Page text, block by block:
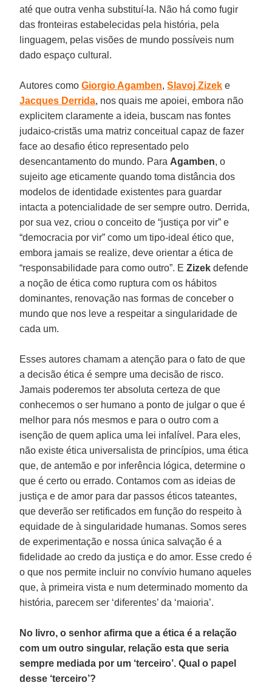
até que outra venha substituí-la. Não há como fugir
das fronteiras estabelecidas pela história, pela
linguagem, pelas visões de mundo possíveis num
dado espaço cultural.
Autores comoGiorgio Agamben,Slavoj Zizek e
Jacques Derrida, nos quais me apoiei, embora não
explicitem claramente a ideia, buscam nas fontes
judaico-cristãs uma matriz conceitual capaz de fazer
face ao desafio ético representado pelo
desencantamento do mundo. Para Agamben, o
sujeito age eticamente quando toma distância dos
modelos de identidade existentes para guardar
intacta a potencialidade de ser sempre outro. Derrida,
por sua vez, criou o conceito de “justiça por vir” e
“democracia por vir” como um tipo-ideal ético que,
embora jamais se realize, deve orientar a ética de
“responsabilidade para como outro”. EZizekdefende
a noção de ética como ruptura com os hábitos
dominantes, renovação nas formas de conceber o
mundo que nos leve a respeitar a singularidade de
cada um.
Esses autores chamam a atenção para o fato de que
a decisão ética é sempre uma decisão de risco.
Jamais poderemos ter absoluta certeza de que
conhecemos o ser humano a ponto de julgar o que é
melhor para nós mesmos e para o outro com a
isenção de quem aplica uma lei infalível. Para eles,
não existe ética universalista de princípios, uma ética
que, de antemão e por inferência lógica, determine o
que é certo ou errado. Contamos com as ideias de
justiça e de amor para dar passos éticos tateantes,
que deverão ser retificados em função do respeito à
equidade de à singularidade humanas. Somos seres
de experimentação e nossa única salvação é a
fidelidade ao credo da justiça e do amor. Esse credo é
o que nos permite incluir no convívio humano aqueles
que, à primeira vista e num determinado momento da
história, parecem ser ‘diferentes’ da ‘maioria’.
No livro, o senhor afirma que a ética é a relação
com um outro singular, relação esta que seria
sempre mediada por um ‘terceiro’. Qual o papel
desse ‘terceiro’?